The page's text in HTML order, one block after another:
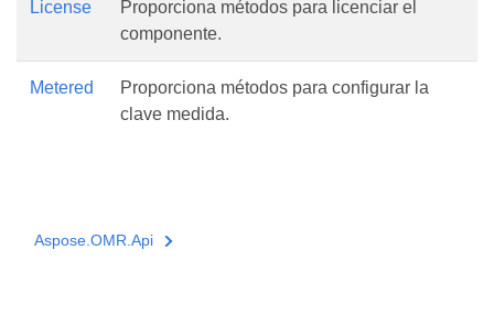
License
Proporciona métodos para licenciar el
componente.
Metered
Proporciona métodos para configurar la
clave medida.
Aspose.OMR.Api